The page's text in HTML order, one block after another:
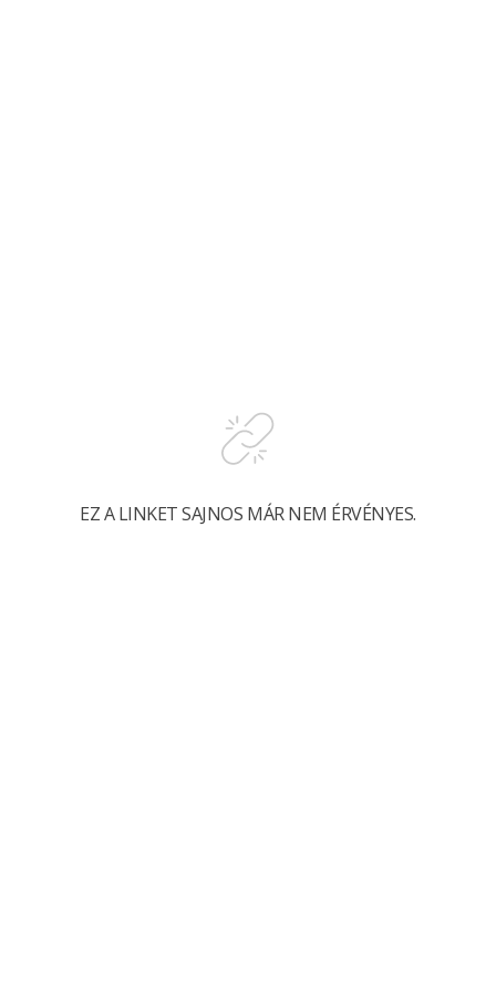
EZ A LINKET SAJNOS MÁR NEM ÉRVÉNYES.